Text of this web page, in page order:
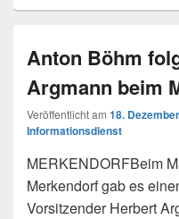
Anton Böhm
Argmann beim
Veröffentlicht am 18.
Informationsdienst
MERKENDORFBeim
Merkendorf gab es
Vorsitzender Herbert